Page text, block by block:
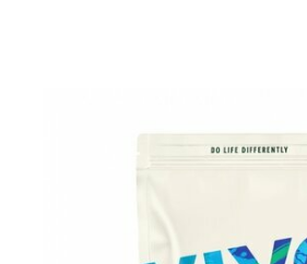
Un café riche avec un soupçon
moment de pure détente… ou de